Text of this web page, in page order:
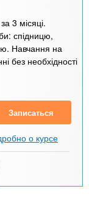
3 місяці.
спідницю,
Навчання на
без необхідності
Записаться
о курсе